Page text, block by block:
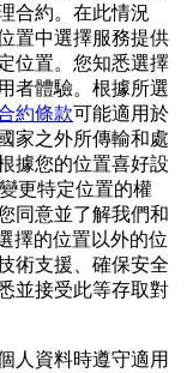
合約。在此情況
置中選擇服務提供
位置。您知悉選擇
者體驗。根據所選
約條款可能適用於
家之外所傳輸和處
據您的位置喜好設
更特定位置的權
同意並了解我們和
擇的位置以外的位
術支援、確保安全
並接受此等存取對
人資料時遵守適用